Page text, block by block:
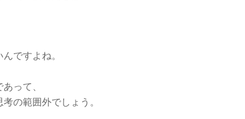
ですよね。
って、
の範囲外でしょう。